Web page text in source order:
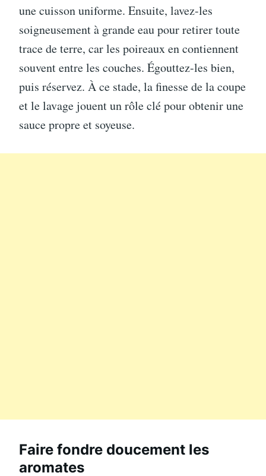
une cuisson uniforme. Ensuite, lavez-les
soigneusement à grande eau pour retirer toute
trace de terre, car les poireaux en contiennent
souvent entre les couches. Égouttez-les bien,
puis réservez. À ce stade, la finesse de la coupe
et le lavage jouent un rôle clé pour obtenir une
sauce propre et soyeuse.
Faire fondre doucement les
aromates